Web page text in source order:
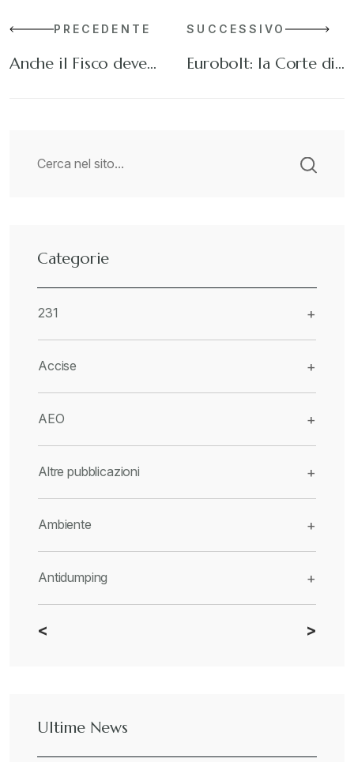
PRECEDENTE
Anche il Fisco deve…
SUCCESSIVO
Eurobolt: la Corte di…
Categorie
231 +
Accise +
AEO +
Altre pubblicazioni +
Ambiente +
Antidumping +
CBAM +
Deforestazione
< >
Ultime News